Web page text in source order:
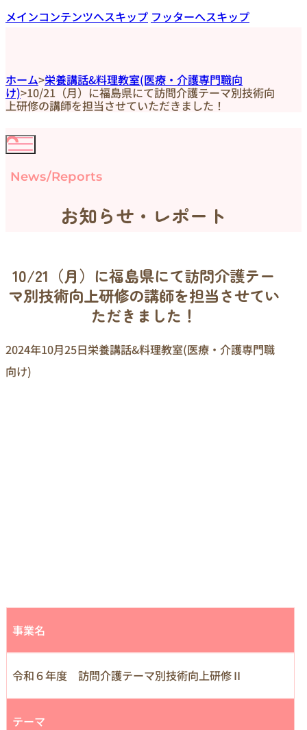
メインコンテンツへスキップ フッターへスキップ
ホーム>栄養講話&料理教室(医療・介護専門職向
け)>10/21（月）に福島県にて訪問介護テーマ別技術向
上研修の講師を担当させていただきました！
News/Reports
お知らせ・レポート
10/21（月）に福島県にて訪問介護テー
マ別技術向上研修の講師を担当させてい
ただきました！
2024年10月25日栄養講話&料理教室(医療・介護専門職
向け)
事業名
令和６年度 訪問介護テーマ別技術向上研修Ⅱ
テーマ